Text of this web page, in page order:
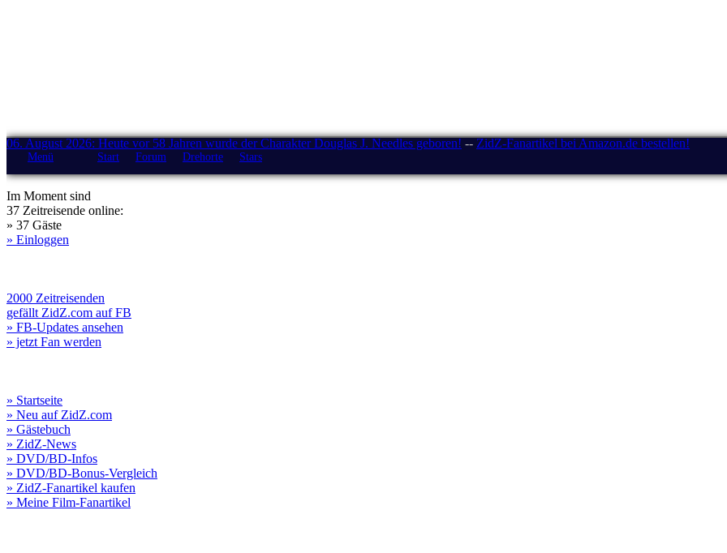
06. August 2026: Heute vor 58 Jahren wurde der Charakter Douglas J. Needles geboren! -- ZidZ-Fanartikel bei Amazon.de bestellen!
Menü Start Forum Drehorte Stars
Im Moment sind
37 Zeitreisende online:
» 37 Gäste
» Einloggen
2000 Zeitreisenden
gefällt ZidZ.com auf FB
» FB-Updates ansehen
» jetzt Fan werden
» Startseite
» Neu auf ZidZ.com
» Gästebuch
» ZidZ-News
» DVD/BD-Infos
» DVD/BD-Bonus-Vergleich
» ZidZ-Fanartikel kaufen
» Meine Film-Fanartikel